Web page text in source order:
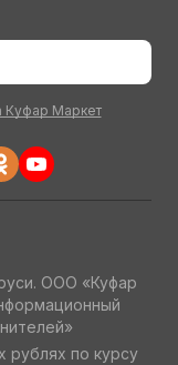
Куфар Маркет
ООО «Куфар
рублях по курсу